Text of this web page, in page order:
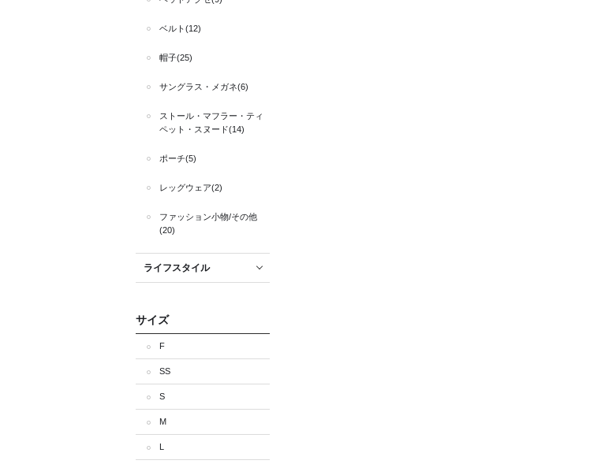
ベルト(12)
帽子(25)
サングラス・メガネ(6)
ストール・マフラー・ティ
ペット・スヌード(14)
ポーチ(5)
レッグウェア(2)
ファッション小物/その他
(20)
ライフスタイル
サイズ
F
SS
S
M
L